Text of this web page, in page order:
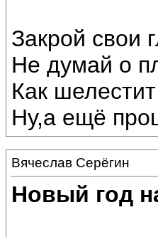
Закрой свои
Не думай о
Как
Ну,а ещё
Вячеслав Серёгин
Новый год